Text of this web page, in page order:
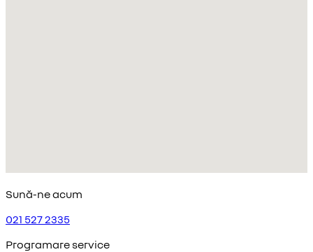
Sună-ne acum
021 527 2335
Programare service